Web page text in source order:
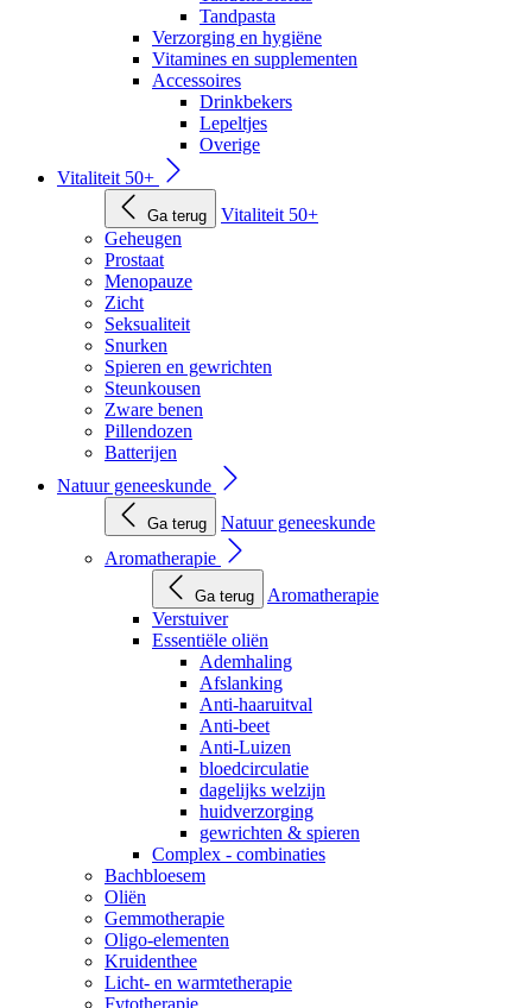
Tandpasta
Verzorging en hygiëne
Vitamines en supplementen
Accessoires
Drinkbekers
Lepeltjes
Overige
Vitaliteit 50+
Ga terug
Vitaliteit 50+
Geheugen
Prostaat
Menopauze
Zicht
Seksualiteit
Snurken
Spieren en gewrichten
Steunkousen
Zware benen
Pillendozen
Batterijen
Natuur geneeskunde
Ga terug
Natuur geneeskunde
Aromatherapie
Ga terug
Aromatherapie
Verstuiver
Essentiële oliën
Ademhaling
Afslanking
Anti-haaruitval
Anti-beet
Anti-Luizen
bloedcirculatie
dagelijks welzijn
huidverzorging
gewrichten & spieren
Complex - combinaties
Bachbloesem
Oliën
Gemmotherapie
Oligo-elementen
Kruidenthee
Licht- en warmtetherapie
Fytotherapie